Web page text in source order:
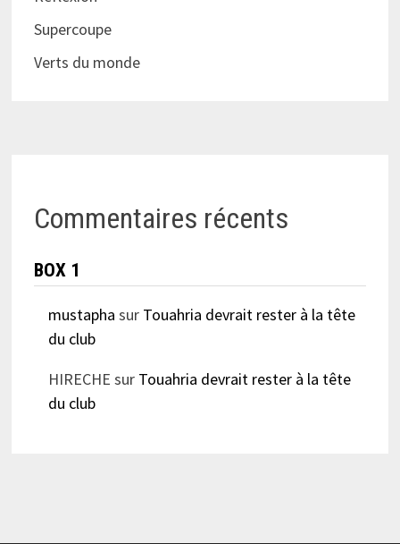
Supercoupe
Verts du monde
Commentaires récents
BOX 1
mustapha sur Touahria devrait rester à la tête
du club
HIRECHE sur Touahria devrait rester à la tête
du club